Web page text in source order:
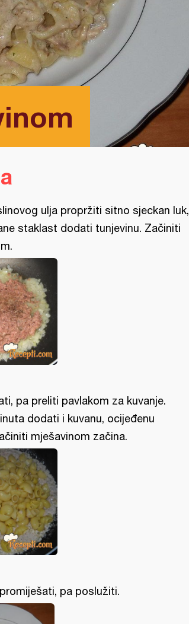
ulja propržiti sitno sjeckan luk,
staklast dodati tunjevinu. Začiniti
pa preliti pavlakom za kuvanje.
dodati i kuvanu, ocijeđenu
mješavinom začina.
pa poslužiti.